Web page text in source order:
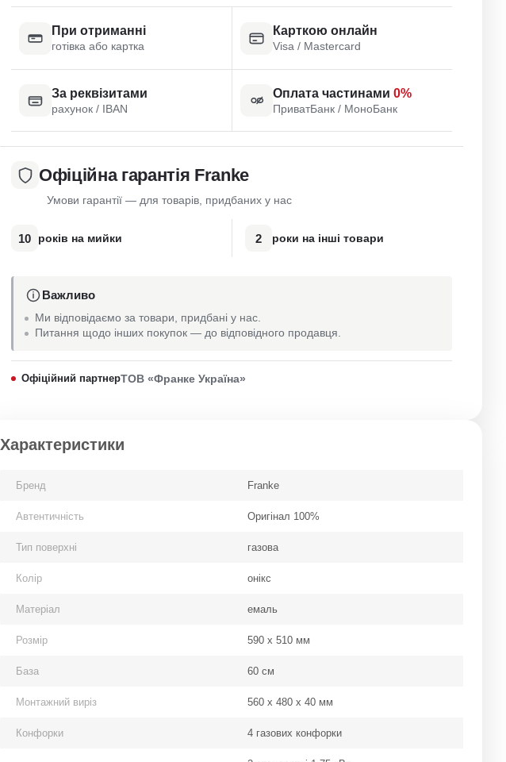
При отриманні
готівка або картка
Карткою онлайн
Visa / Mastercard
За реквізитами
рахунок / IBAN
Оплата частинами 0%
ПриватБанк / МоноБанк
Офіційна гарантія Franke
Умови гарантії — для товарів, придбаних у нас
10 років на мийки 2 роки на інші товари
Важливо
Ми відповідаємо за товари, придбані у нас.
Питання щодо інших покупок — до відповідного продавця.
Офіційний партнерТОВ «Франке Україна»
Характеристики
Бренд Franke
Автентичність Оригінал 100%
Тип поверхні газова
Колір онікс
Матеріал емаль
Розмір 590 х 510 мм
База 60 см
Монтажний виріз 560 х 480 х 40 мм
Конфорки 4 газових конфорки